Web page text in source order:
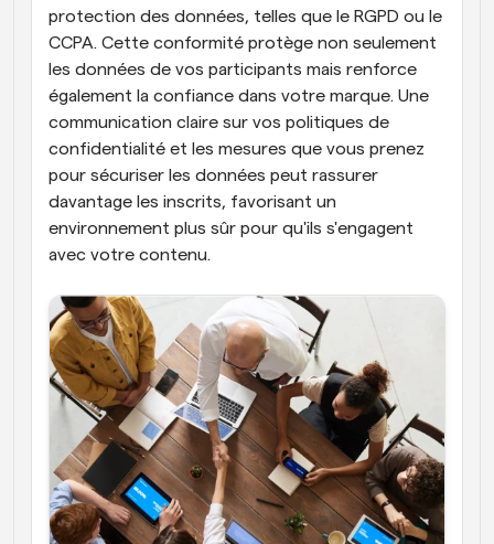
protection des données, telles que le RGPD ou le
CCPA. Cette conformité protège non seulement
les données de vos participants mais renforce
également la confiance dans votre marque. Une
communication claire sur vos politiques de
confidentialité et les mesures que vous prenez
pour sécuriser les données peut rassurer
davantage les inscrits, favorisant un
environnement plus sûr pour qu'ils s'engagent
avec votre contenu.